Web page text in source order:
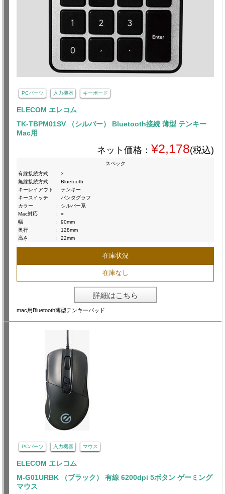
PCパーツ 入力機器 キーボード
ELECOM エレコム
TK-TBPM01SV （シルバー） Bluetooth接続 薄型 テンキー
Mac用
ネット価格： ¥2,178(税込)
スペック
有線接続方式
:
×
無線接続方式
:
Bluetooth
キーレイアウト
:
テンキー
キースイッチ
:
パンタグラフ
カラー
:
シルバー系
Mac対応
:
○
幅
:
90mm
奥行
:
128mm
高さ
: 22mm
在庫状況
在庫なし
詳細はこちら
mac用Bluetooth薄型テンキーパッド
PCパーツ 入力機器 マウス
ELECOM エレコム
M-G01URBK （ブラック） 有線 6200dpi 5ボタン ゲーミング
マウス